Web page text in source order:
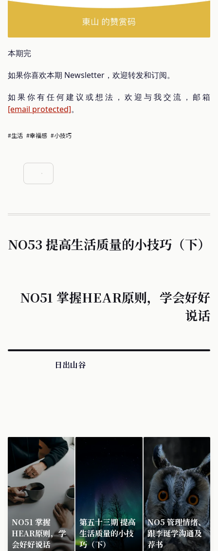
本期完
如果你喜欢本期 Newsletter，欢迎转发和订阅。
如果你有任何建议或想法，欢迎与我交流，邮箱
[email protected]。
#生活 #幸福感 #小技巧
NO53 提高生活质量的小技巧（下）
NO51 掌握HEAR原则，学会好好
说话
日出山谷
NO51 掌握
HEAR原则，学
会好好说话
第五十三期 提高
生活质量的小技
巧（下）
NO5 管理情绪、
跟李诞学沟通及
荐书